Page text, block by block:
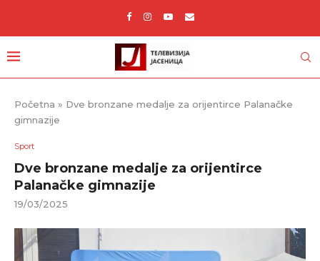
Početna » Dve bronzane medalje za orijentirce Palanačke
gimnazije
Sport
Dve bronzane medalje za orijentirce
Palanačke gimnazije
19/03/2025